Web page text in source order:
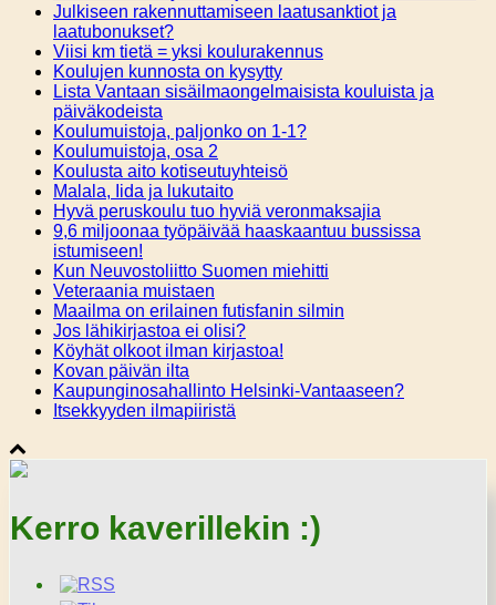
Julkiseen rakennuttamiseen laatusanktiot ja
laatubonukset?
Viisi km tietä = yksi koulurakennus
Koulujen kunnosta on kysytty
Lista Vantaan sisäilmaongelmaisista kouluista ja
päiväkodeista
Koulumuistoja, paljonko on 1-1?
Koulumuistoja, osa 2
Koulusta aito kotiseutuyhteisö
Malala, Iida ja lukutaito
Hyvä peruskoulu tuo hyviä veronmaksajia
9,6 miljoonaa työpäivää haaskaantuu bussissa
istumiseen!
Kun Neuvostoliitto Suomen miehitti
Veteraania muistaen
Maailma on erilainen futisfanin silmin
Jos lähikirjastoa ei olisi?
Köyhät olkoot ilman kirjastoa!
Kovan päivän ilta
Kaupunginosahallinto Helsinki-Vantaaseen?
Itsekkyyden ilmapiiristä
Kerro kaverillekin :)